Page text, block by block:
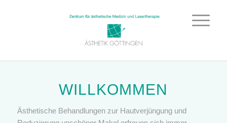
WILLKOMMEN
Ästhetische Behandlungen zur Hautverjüngung und